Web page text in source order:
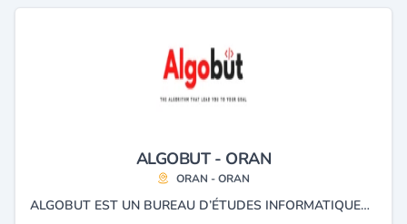
ALGOBUT - ORAN
ORAN - ORAN
ALGOBUT EST UN BUREAU D’ÉTUDES INFORMATIQUES BASÉ EN ALGÉRIE, SPÉCIALISÉ DANS LE DÉVELOPPEMENT DE LOGICIELS DE GESTION SUR MESURE, ADAPTÉS AUX BESOINS DES ENTREPRISES INDUSTRIELLES, DES LABORATOIRES D’ANALYSE ET DES SECTEURS CERTIFIÉS. NOUS PROPOSONS DES SOLUTIONS PERSONNALISÉES, INCLUANT : DES LOGICIELS DE GESTION ET DE TRAÇABILITÉ CONFORMES AUX NORMES QUALITÉ (ISO, HACCP, ETC.), DES OUTILS DE SUIVI D'ACTIVITÉ, DES SYSTÈMES D’AUTOMATISATION DES PROCESSUS ET DES SOLUTIONS DE DIGITALISATION. NOTRE SOCIÉTÉ OFFRE ÉGALEMENT DES SERVICES DE MAINTENANCE INFORMATIQUE, UN SUPPORT TECHNIQUE, AINSI QUE DES PRESTATIONS EXTERNALISÉES DISPONIBLES SOUS FORME D’ABONNEMENTS. NOUS INTERVENONS DANS PLUSIEURS WILAYAS, NOTAMMENT : TIPAZA, ALGER, ORAN, BLIDA, BOUMERDES, CONSTANTINE, MÉDÉA, AÏN DEFLA, ET D’AUTRES RÉGIONS SUR DEMANDE.